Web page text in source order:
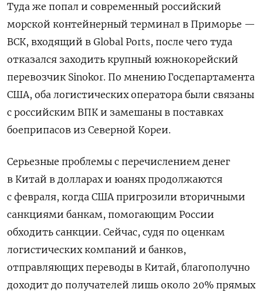
Туда же попал и современный российский
морской контейнерный терминал в Приморье —
ВСК, входящий в Global Ports, после чего туда
отказался заходить крупный южнокорейский
перевозчик Sinokor. По мнению Госдепартамента
США, оба логистических оператора были связаны
с российским ВПК и замешаны в поставках
боеприпасов из Северной Кореи.
Серьезные проблемы с перечислением денег
в Китай в долларах и юанях продолжаются
с февраля, когда США пригрозили вторичными
санкциями банкам, помогающим России
обходить санкции. Сейчас, судя по оценкам
логистических компаний и банков,
отправляющих переводы в Китай, благополучно
доходит до получателей лишь около 20% прямых